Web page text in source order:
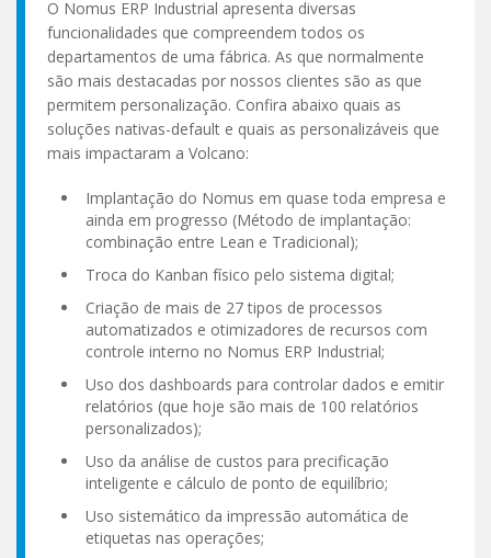
O Nomus ERP Industrial apresenta diversas
funcionalidades que compreendem todos os
departamentos de uma fábrica. As que normalmente
são mais destacadas por nossos clientes são as que
permitem personalização. Confira abaixo quais as
soluções nativas-default e quais as personalizáveis que
mais impactaram a Volcano:
Implantação do Nomus em quase toda empresa e
ainda em progresso (Método de implantação:
combinação entre Lean e Tradicional);
Troca do Kanban físico pelo sistema digital;
Criação de mais de 27 tipos de processos
automatizados e otimizadores de recursos com
controle interno no Nomus ERP Industrial;
Uso dos dashboards para controlar dados e emitir
relatórios (que hoje são mais de 100 relatórios
personalizados);
Uso da análise de custos para precificação
inteligente e cálculo de ponto de equilíbrio;
Uso sistemático da impressão automática de
etiquetas nas operações;